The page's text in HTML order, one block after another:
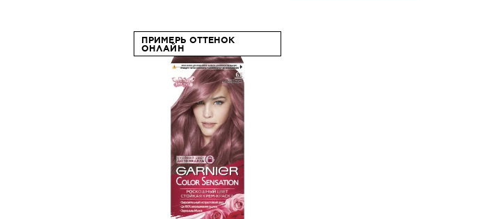
ПРИМЕРЬ ОТТЕНОК
ОНЛАЙН